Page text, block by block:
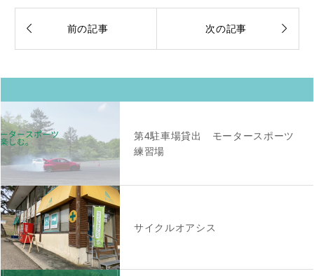
 前の記事 次の記事 
第4駐車場貸出 モータースポーツ
練習場
サイクルオアシス